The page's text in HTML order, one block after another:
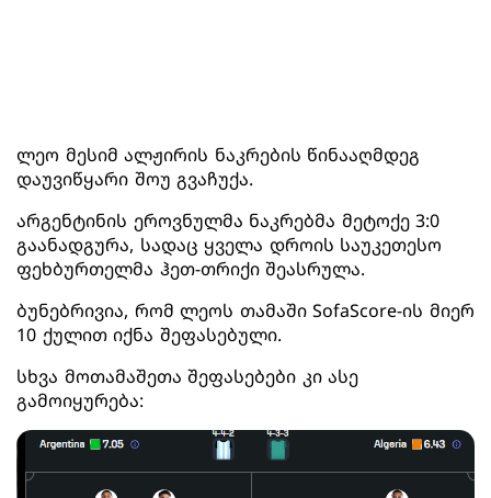
ლეო მესიმ ალჟირის ნაკრების წინააღმდეგ
დაუვიწყარი შოუ გვაჩუქა.
არგენტინის ეროვნულმა ნაკრებმა მეტოქე 3:0
გაანადგურა, სადაც ყველა დროის საუკეთესო
ფეხბურთელმა ჰეთ-თრიქი შეასრულა.
ბუნებრივია, რომ ლეოს თამაში SofaScore-ის მიერ
10 ქულით იქნა შეფასებული.
სხვა მოთამაშეთა შეფასებები კი ასე
გამოიყურება: